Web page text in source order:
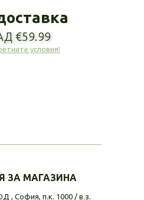
€59.99
условия!
ЗА МАГАЗИНА
, София, п.к. 1000 / в.з.